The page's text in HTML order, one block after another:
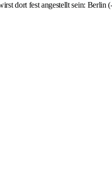
dort fest angestellt sein: